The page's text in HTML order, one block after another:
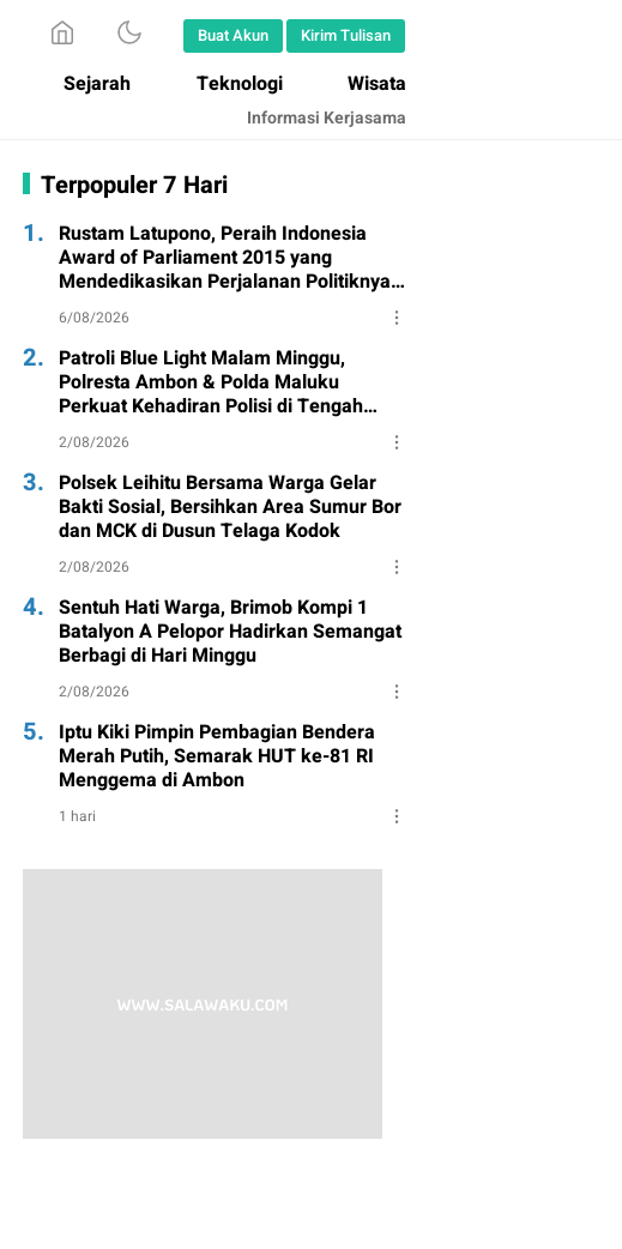
Buat Akun Kirim Tulisan
Sejarah Teknologi Wisata
Informasi Kerjasama
Terpopuler 7 Hari
1. Rustam Latupono, Peraih Indonesia
Award of Parliament 2015 yang
Mendedikasikan Perjalanan Politiknya
untuk Partai Gerindra
6/08/2026
2. Patroli Blue Light Malam Minggu,
Polresta Ambon & Polda Maluku
Perkuat Kehadiran Polisi di Tengah
Masyarakat
2/08/2026
3. Polsek Leihitu Bersama Warga Gelar
Bakti Sosial, Bersihkan Area Sumur Bor
dan MCK di Dusun Telaga Kodok
2/08/2026
4. Sentuh Hati Warga, Brimob Kompi 1
Batalyon A Pelopor Hadirkan Semangat
Berbagi di Hari Minggu
2/08/2026
5. Iptu Kiki Pimpin Pembagian Bendera
Merah Putih, Semarak HUT ke-81 RI
Menggema di Ambon
1 hari